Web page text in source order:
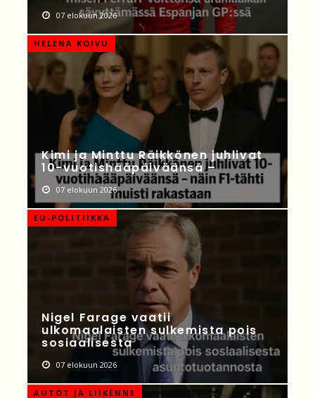
07 elokuun 2026
HELENA KOIVU
Kimi ja Minttu Räikkönen juhlivat
10-vuotishääpäiväänsä –
07 elokuun 2026
EU-POLITIIKKA
Nigel Farage vaatii
ulkomaalaisten sulkemista pois
sosiaalisesta
07 elokuun 2026
AUTOT JA LIIKENNE